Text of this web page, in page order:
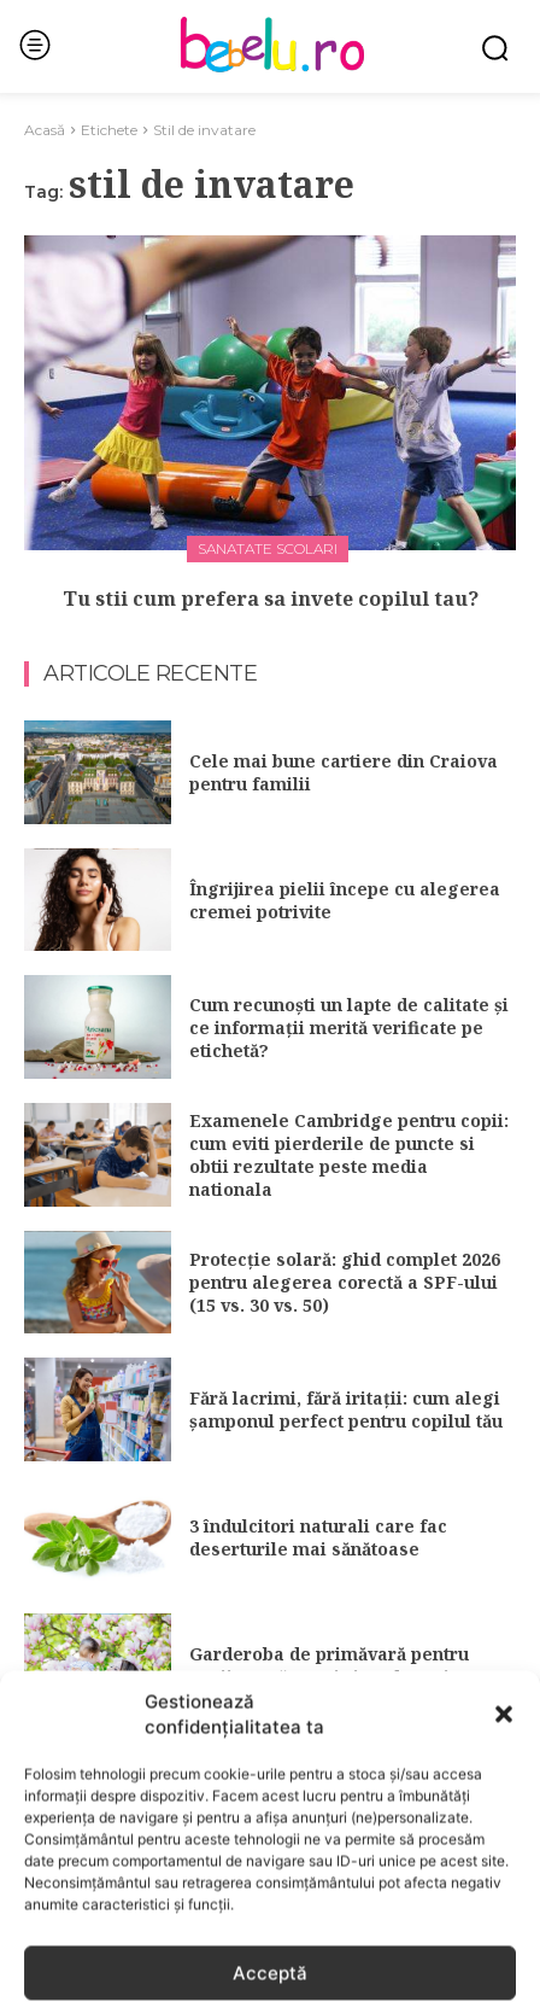
Gestionează
confidențialitatea ta
Folosim tehnologii precum cookie-urile pentru a stoca și/sau accesa
informații despre dispozitiv. Facem acest lucru pentru a îmbunătăți
experiența de navigare și pentru a afișa anunțuri (ne)personalizate.
Consimțământul pentru aceste tehnologii ne va permite să procesăm
date precum comportamentul de navigare sau ID-uri unice pe acest site.
Neconsimțământul sau retragerea consimțământului pot afecta negativ
anumite caracteristici și funcții.
Acceptă
Acasă Etichete Stil de invatare
Tag: stil de invatare
SANATATE SCOLARI
Tu stii cum prefera sa invete copilul tau?
ARTICOLE RECENTE
Cele mai bune cartiere din Craiova
pentru familii
Îngrijirea pielii începe cu alegerea
cremei potrivite
Cum recunoști un lapte de calitate și
ce informații merită verificate pe
etichetă?
Examenele Cambridge pentru copii:
cum eviti pierderile de puncte si
obtii rezultate peste media
nationala
Protecție solară: ghid complet 2026
pentru alegerea corectă a SPF-ului
(15 vs. 30 vs. 50)
Fără lacrimi, fără iritații: cum alegi
șamponul perfect pentru copilul tău
3 îndulcitori naturali care fac
deserturile mai sănătoase
Garderoba de primăvară pentru
copii: ce păstrezi și ce donezi
CATEGORII POPULARE
EVENIMENTE
741
LIFESTYLE
COPII
633
FAMILIA
582